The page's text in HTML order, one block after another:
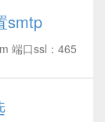
smtp
端口ssl：465